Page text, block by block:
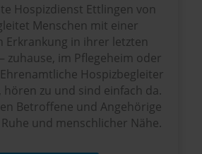
Hospizdienst Ettlingen von
Menschen mit einer
Erkrankung in ihrer letzten
zuhause, im Pflegeheim oder
Hospizbegleiter
hören zu und sind einfach da.
Betroffene und Angehörige
und menschlicher Nähe.